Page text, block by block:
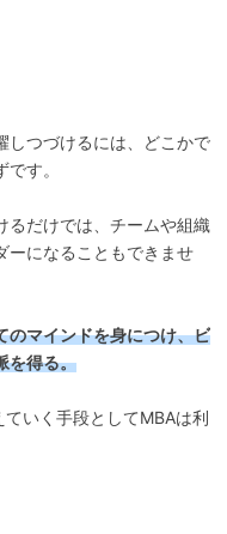
しつづけるには、どこかで
す。
るだけでは、チームや組織
ーになることもできませ
のマインドを身につけ、ビ
を得る。
いく手段としてMBAは利